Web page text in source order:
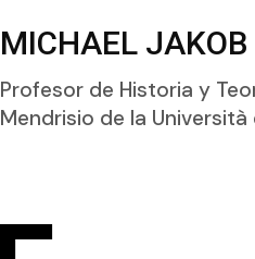
MICHAEL JAKOB
Profesor de Historia y
Mendrisio de la Università